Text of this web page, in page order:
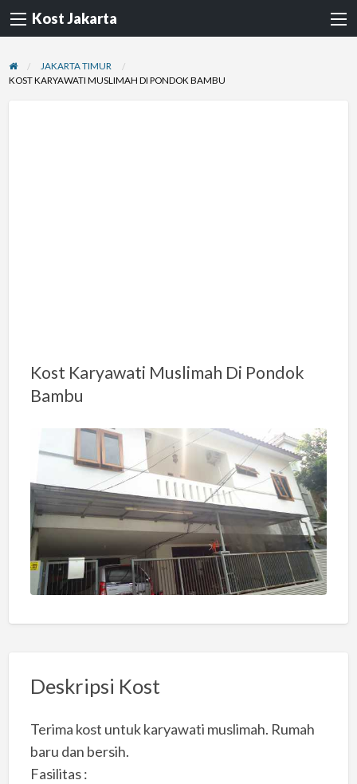
Kost Jakarta
JAKARTA TIMUR
KOST KARYAWATI MUSLIMAH DI PONDOK BAMBU
Kost Karyawati Muslimah Di Pondok
Bambu
Deskripsi Kost
Terima kost untuk karyawati muslimah. Rumah
baru dan bersih.
Fasilitas :